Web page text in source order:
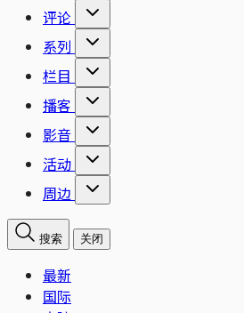
评论
系列
栏目
播客
影音
活动
周边
搜索 关闭
最新
国际